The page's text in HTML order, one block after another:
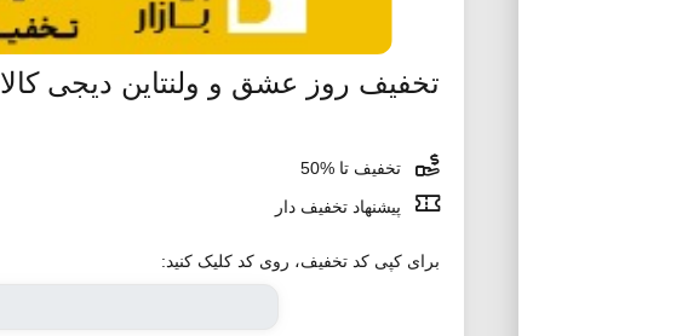
تخفیف روز عشق و ولنتاین دیجی کالا
تخفیف تا %50
پیشنهاد تخفیف دار
برای کپی کد تخفیف، روی کد کلیک کنید: